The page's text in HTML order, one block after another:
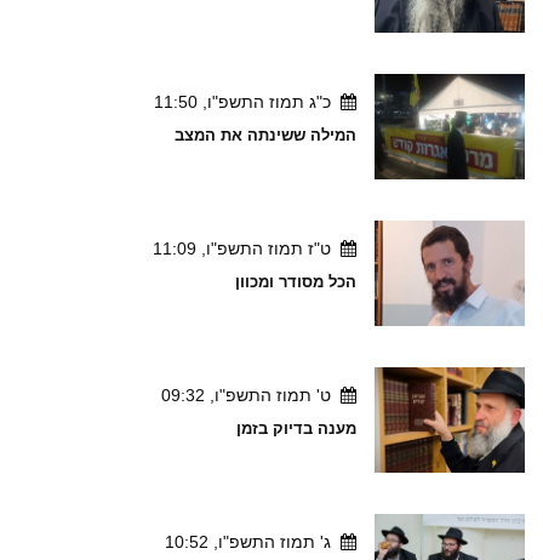
כ"ג תמוז התשפ"ו, 11:50
המילה ששינתה את המצב
ט"ז תמוז התשפ"ו, 11:09
הכל מסודר ומכוון
ט' תמוז התשפ"ו, 09:32
מענה בדיוק בזמן
ג' תמוז התשפ"ו, 10:52